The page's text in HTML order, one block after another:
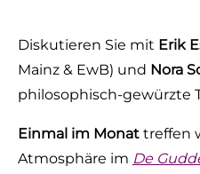
Diskutieren Sie mit Erik
Mainz & EwB) und Nora
philosophisch-gewürzte
Einmal im Monat treffen
Atmosphäre im De